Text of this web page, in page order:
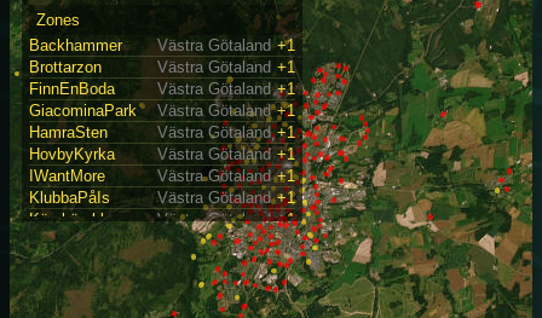
Zones
Backhammer
+1
Västra Götaland
Brottarzon
+1
Västra Götaland
FinnEnBoda
+1
Västra Götaland
GiacominaPark
+1
Västra Götaland
HamraSten
+1
Västra Götaland
HovbyKyrka
+1
Västra Götaland
IWantMore
+1
Västra Götaland
KlubbaPåIs
+1
Västra Götaland
Körsbärsblom
+1
Västra Götaland
MariesSväng
+1
Västra Götaland
QuercusRubra
+1
Västra Götaland
SnabbSkogsväg
+2
Västra Götaland
Sommarplaner
+1
Västra Götaland